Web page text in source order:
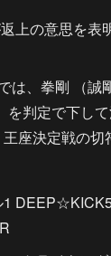
上の意思を表
は、拳剛 （誠
を判定で下し
座決定戦の切